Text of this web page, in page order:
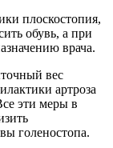
плоскостопия,
обувь, а при
врача.
вес
артроза
эти меры в
голеностопа.